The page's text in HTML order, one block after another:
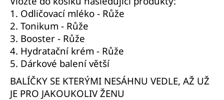
1. Odličovací mléko - Růže
2. Tonikum - Růže
3. Booster - Růže
4. Hydratační krém - Růže
5. Dárkové balení větší
BALÍČKY SE KTERÝMI NESÁHNU VEDLE, AŽ UŽ
JE PRO JAKOUKOLIV ŽENU